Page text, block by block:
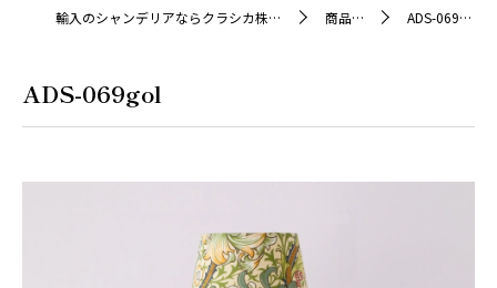
輸入のシャンデリアならクラシカ株式会社 商品紹介 ADS-069gol
ADS-069gol